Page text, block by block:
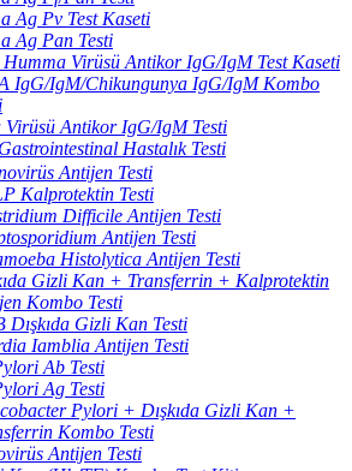
Ag Pv Test Kaseti
Ag Pan Testi
Humma Virüsü Antikor IgG/IgM Test Kaseti
IgG/IgM/Chikungunya IgG/IgM Kombo
Virüsü Antikor IgG/IgM Testi
Gastrointestinal Hastalık Testi
Antijen Testi
Kalprotektin Testi
Difficile Antijen Testi
Antijen Testi
Histolytica Antijen Testi
Gizli Kan + Transferrin + Kalprotektin
Kombo Testi
Dışkıda Gizli Kan Testi
Iamblia Antijen Testi
Ab Testi
Ag Testi
Pylori + Dışkıda Gizli Kan +
Kombo Testi
Antijen Testi